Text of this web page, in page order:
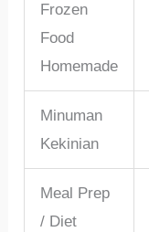
Frozen
Food
Homemade
Minuman
Kekinian
Meal Prep
/ Diet